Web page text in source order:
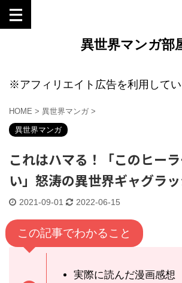
異世界マンガ部
※アフィリエイト広告を利用して
HOME > 異世界マンガ >
異世界マンガ
これはハマる！「このヒー
い」怒涛の異世界ギャグラ
2021-09-01 2022-06-15
この記事でわかること
実際に読んだ漫画感想